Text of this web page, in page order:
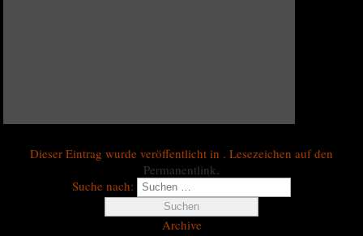
Dieser Eintrag wurde veröffentlicht in . Lesezeichen auf den
Permanentlink.
Suche nach:
Archive